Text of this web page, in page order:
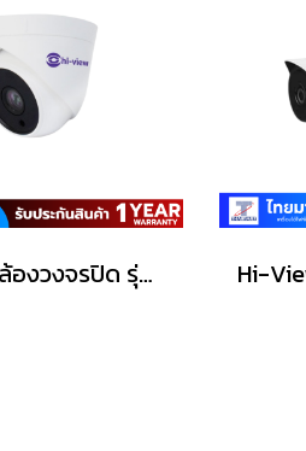
Hi-View กล้องวงจรปิด รุ่น HA-614D20H